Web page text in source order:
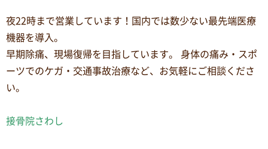
夜22時まで営業しています！国内では数少ない最先端医療
機器を導入。
早期除痛、現場復帰を目指しています。 身体の痛み・スポ
ーツでのケガ・交通事故治療など、お気軽にご相談くださ
い。
接骨院さわし